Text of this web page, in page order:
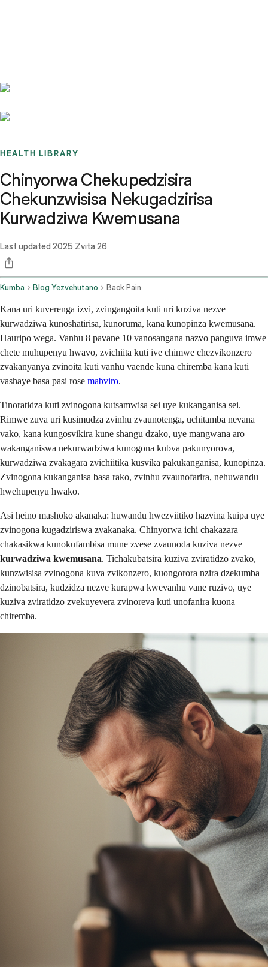
HEALTH LIBRARY
Chinyorwa Chekupedzisira
Chekunzwisisa Nekugadzirisa
Kurwadziwa Kwemusana
Last updated 2025 Zvita 26
Kumba Blog Yezvehutano Back Pain
Kana uri kuverenga izvi, zvingangoita kuti uri kuziva nezve
kurwadziwa kunoshatirisa, kunoruma, kana kunopinza kwemusana.
Hauripo wega. Vanhu 8 pavane 10 vanosangana nazvo panguva imwe
chete muhupenyu hwavo, zvichiita kuti ive chimwe chezvikonzero
zvakanyanya zvinoita kuti vanhu vaende kuna chiremba kana kuti
vashaye basa pasi rose mabviro.
Tinoratidza kuti zvinogona kutsamwisa sei uye kukanganisa sei.
Rimwe zuva uri kusimudza zvinhu zvaunotenga, uchitamba nevana
vako, kana kungosvikira kune shangu dzako, uye mangwana aro
wakanganiswa nekurwadziwa kunogona kubva pakunyorova,
kurwadziwa zvakagara zvichiitika kusvika pakukanganisa, kunopinza.
Zvinogona kukanganisa basa rako, zvinhu zvaunofarira, nehuwandu
hwehupenyu hwako.
Asi heino mashoko akanaka: huwandu hwezviitiko hazvina kuipa uye
zvinogona kugadziriswa zvakanaka. Chinyorwa ichi chakazara
chakasikwa kunokufambisa mune zvese zvaunoda kuziva nezve
kurwadziwa kwemusana. Tichakubatsira kuziva zviratidzo zvako,
kunzwisisa zvinogona kuva zvikonzero, kuongorora nzira dzekumba
dzinobatsira, kudzidza nezve kurapwa kwevanhu vane ruzivo, uye
kuziva zviratidzo zvekuyevera zvinoreva kuti unofanira kuona
chiremba.